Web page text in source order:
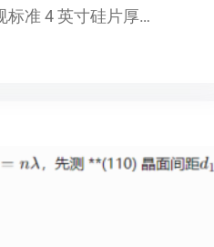
标准 4 英寸硅片厚…